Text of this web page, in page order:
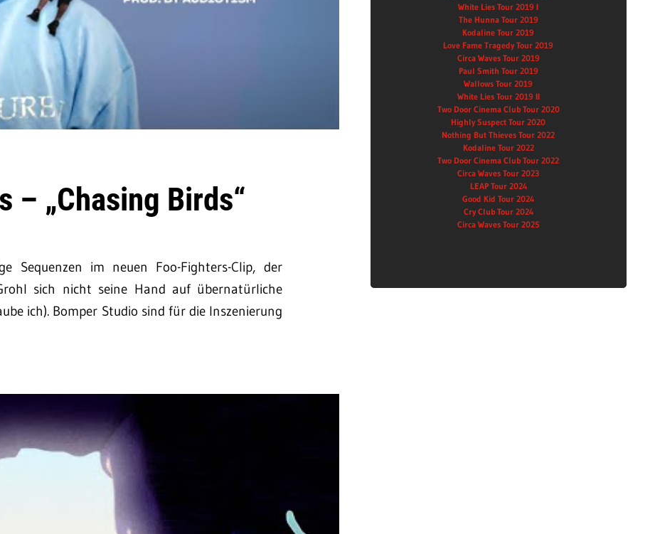
– „Chasing Birds“
Sequenzen im neuen Foo-Fighters-Clip, der
sich nicht seine Hand auf übernatürliche
ich). Bomper Studio sind für die Inszenierung
White Lies Tour 2019 I
The Hunna Tour 2019
Kodaline Tour 2019
Love Fame Tragedy Tour 2019
Circa Waves Tour 2019
Paul Smith Tour 2019
Wallows Tour 2019
White Lies Tour 2019 II
Two Door Cinema Club Tour 2020
Highly Suspect Tour 2020
Nothing But Thieves Tour 2022
Kodaline Tour 2022
Two Door Cinema Club Tour 2022
Circa Waves Tour 2023
LEAP Tour 2024
Good Kid Tour 2024
Cry Club Tour 2024
Circa Waves Tour 2025